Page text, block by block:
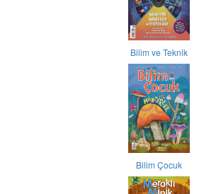
Bilim ve Teknik
Bilim Çocuk